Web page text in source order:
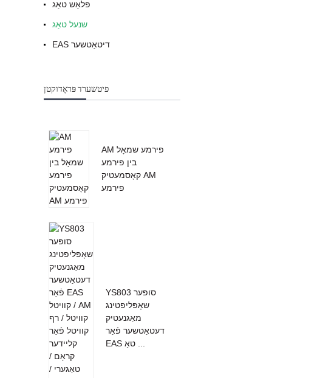
פלאַש טאַג
שנעל טאַג
EAS דיטאַטשער
פיטשערד פּראָדוקטן
AM פירמע שמאָל
בין פירמע
קאָסמעטיק AM
פירמע
YS803 סופּער
שאָפּליפטינג
מאַגנעטיק
דעטאַטשער פֿאַר
EAS טאַ ...